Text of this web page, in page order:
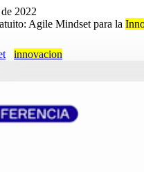
2022
Agile Mindset para la
innovacion